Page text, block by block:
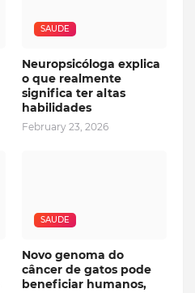
SAUDE
Neuropsicóloga explica
o que realmente
significa ter altas
habilidades
February 23, 2026
SAUDE
Novo genoma do
câncer de gatos pode
beneficiar humanos,